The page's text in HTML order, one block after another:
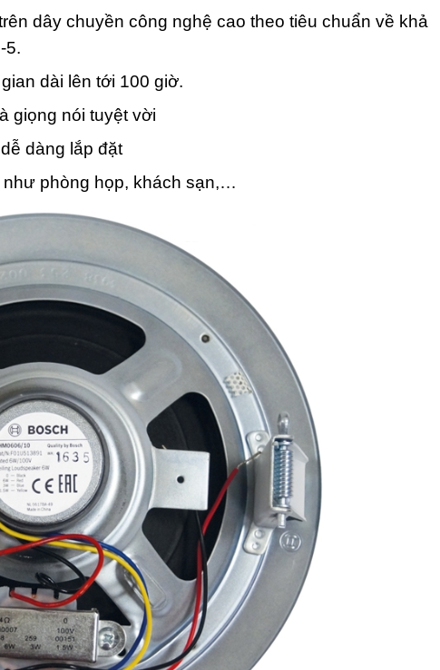
dây chuyền công nghệ cao theo tiêu chuẩn về khả
5.
dài lên tới 100 giờ.
giọng nói tuyệt vời
dàng lắp đặt
phòng họp, khách sạn,…